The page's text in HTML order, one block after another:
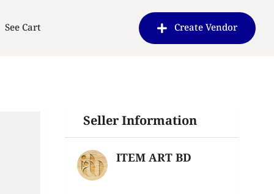
See Cart Create Vendor
Seller Information
ITEM ART BD